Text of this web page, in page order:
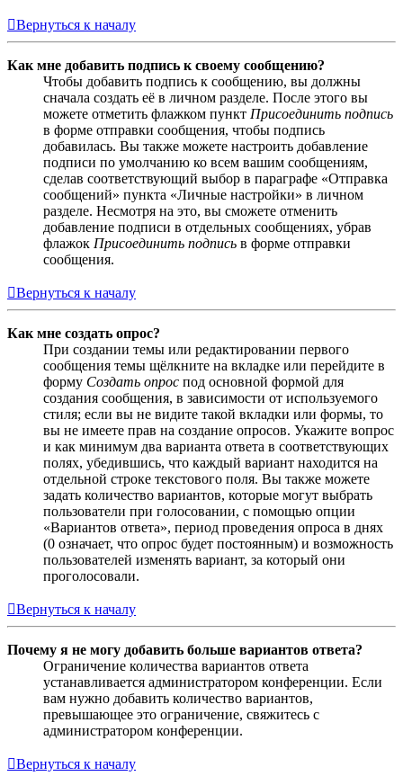
Вернуться к началу
Как мне добавить подпись к своему сообщению?
Чтобы добавить подпись к сообщению, вы должны
сначала создать её в личном разделе. После этого вы
можете отметить флажком пункт Присоединить подпись
в форме отправки сообщения, чтобы подпись
добавилась. Вы также можете настроить добавление
подписи по умолчанию ко всем вашим сообщениям,
сделав соответствующий выбор в параграфе «Отправка
сообщений» пункта «Личные настройки» в личном
разделе. Несмотря на это, вы сможете отменить
добавление подписи в отдельных сообщениях, убрав
флажок Присоединить подпись в форме отправки
сообщения.
Вернуться к началу
Как мне создать опрос?
При создании темы или редактировании первого
сообщения темы щёлкните на вкладке или перейдите в
форму Создать опрос под основной формой для
создания сообщения, в зависимости от используемого
стиля; если вы не видите такой вкладки или формы, то
вы не имеете прав на создание опросов. Укажите вопрос
и как минимум два варианта ответа в соответствующих
полях, убедившись, что каждый вариант находится на
отдельной строке текстового поля. Вы также можете
задать количество вариантов, которые могут выбрать
пользователи при голосовании, с помощью опции
«Вариантов ответа», период проведения опроса в днях
(0 означает, что опрос будет постоянным) и возможность
пользователей изменять вариант, за который они
проголосовали.
Вернуться к началу
Почему я не могу добавить больше вариантов ответа?
Ограничение количества вариантов ответа
устанавливается администратором конференции. Если
вам нужно добавить количество вариантов,
превышающее это ограничение, свяжитесь с
администратором конференции.
Вернуться к началу